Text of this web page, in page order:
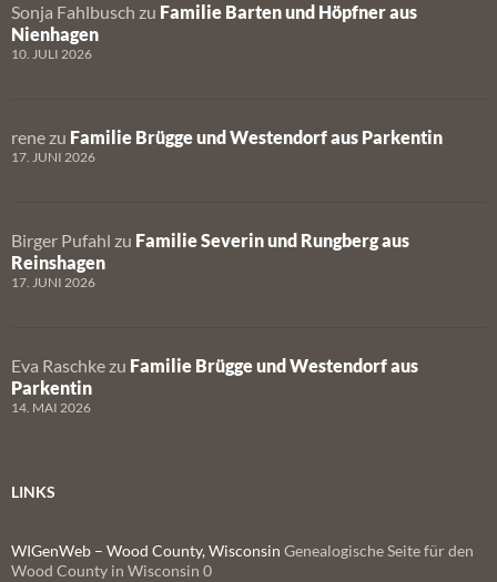
Sonja Fahlbusch zu Familie Barten und Höpfner aus
Nienhagen
10. JULI 2026
rene zu Familie Brügge und Westendorf aus Parkentin
17. JUNI 2026
Birger Pufahl zu Familie Severin und Rungberg aus
Reinshagen
17. JUNI 2026
Eva Raschke zu Familie Brügge und Westendorf aus
Parkentin
14. MAI 2026
LINKS
WIGenWeb – Wood County, Wisconsin Genealogische Seite für den
Wood County in Wisconsin 0